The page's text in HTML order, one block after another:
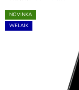
produktu
je
NOVINKA
WELAIK